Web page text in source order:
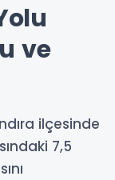
ve
ilçesinde
7,5